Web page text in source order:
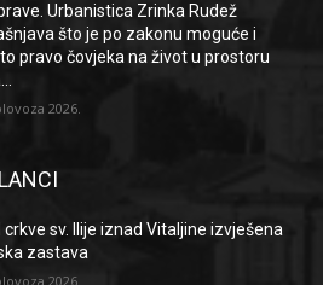
Urbanistica Zrinka Rudež
što je po zakonu moguće i
pravo čovjeka na život u prostoru
2026.
crkve sv. Ilije iznad Vitaljine izvješena
zastava
2026.